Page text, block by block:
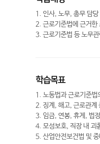
1. 인사, 노무, 총무 담
2. 근로기준법에 근거한
3. 근로기준법 등 노무
학습목표
1. 노동법과 근로기준법
2. 징계, 해고, 근로관계
3. 임금, 연봉, 휴게, 법
4. 모성보호, 직장 내 괴
5. 산업안전보건법 및